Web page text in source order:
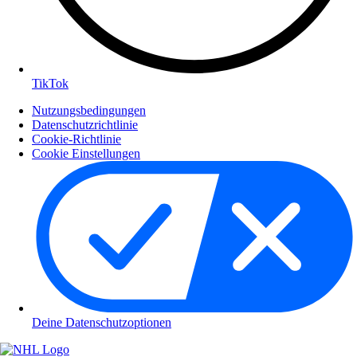
TikTok
Nutzungsbedingungen
Datenschutzrichtlinie
Cookie-Richtlinie
Cookie Einstellungen
Deine Datenschutzoptionen